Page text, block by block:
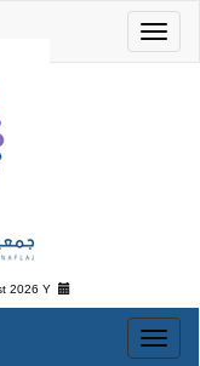
2026 Y